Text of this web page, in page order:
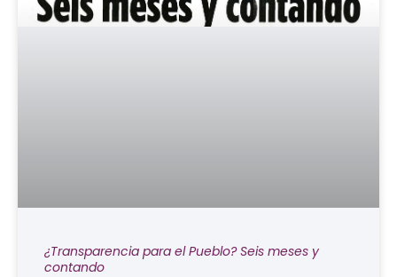
¿Transparencia para el Pueblo? Seis meses y
contando